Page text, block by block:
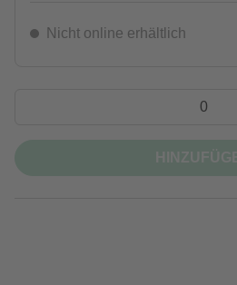
Nicht online erhältlich